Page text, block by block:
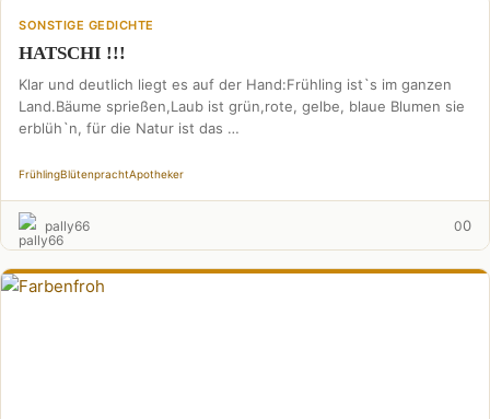
SONSTIGE GEDICHTE
HATSCHI !!!
Klar und deutlich liegt es auf der Hand:Frühling ist`s im ganzen
Land.Bäume sprießen,Laub ist grün,rote, gelbe, blaue Blumen sie
erblüh`n, für die Natur ist das …
FrühlingBlütenprachtApotheker
pally66 00